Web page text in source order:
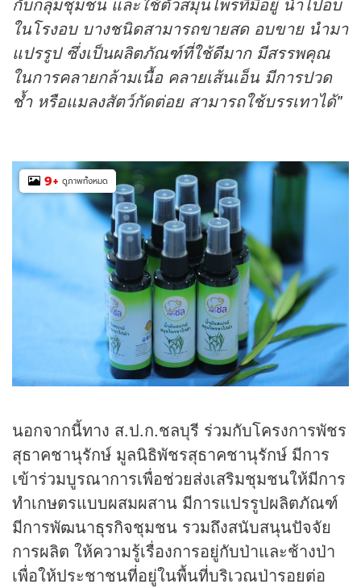
ในโรงอบ บางชนิดสามารถขายสด อบขาย นำมา
แปรรูป ซึ่งเป็นผลิตภัณฑ์ที่ใช้ดีมาก มีสรรพคุณ
ในการคลายกล้ามเนื้อ คลายเส้นเอ็น มีการปวด
ช้ำ หรือแมลงสัตว์กัดต่อย สามารถใช้บรรเทาได้"
9+ ดูภาพทั้งหมด
นอกจากนี้ทาง ส.ป.ก.ชลบุรี ร่วมกับโครงการพัชร
สุธาคชานุรักษ์ มูลนิธิพัชรสุธาคชานุรักษ์ มีการ
เข้าร่วมบูรณาการเพื่อช่วยส่งเสริมชุมชนให้มีการ
ทำเกษตรแบบผสมผสาน มีการแปรรูปผลิตภัณฑ์
มีการพัฒนาธุรกิจชุมชน รวมถึงสนับสนุนปัจจัย
การผลิต ให้ความรู้เรื่องการอยู่กับป่าและช้างป่า
เพื่อให้ประชาชนที่อยู่ในพื้นที่บริเวณป่ารอยต่อ